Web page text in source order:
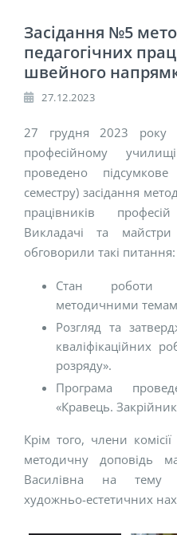
Засідання №5
педагогічних
швейного
27.12.2023
27 грудня 2023 року
професійному
проведено
семестру) засідання
працівників
Викладачі та
обговорили такі питання:
Стан роботи
методичними
Розгляд та
кваліфікаційних
розряду».
Програма
«Кравець.
Крім того, члени
методичну доповідь
Василівна на тему
художньо-естетичних